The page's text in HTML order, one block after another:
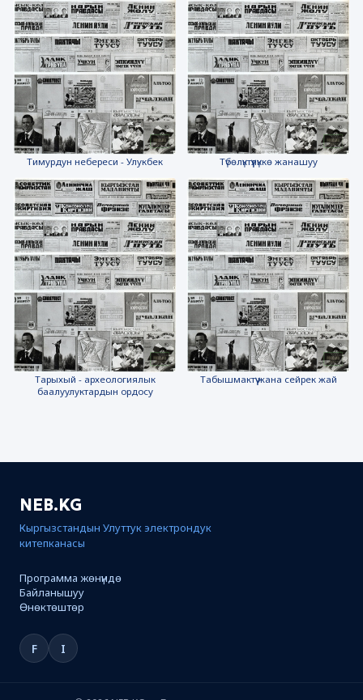
Тимурдун небереси - Улукбек Түбөлүктүүлүккө жанашуу
Тарыхый - археологиялык
баалуулуктардын ордосу
Табышмактүү жана сейрек жай
NEB.KG
Кыргызстандын Улуттук электрондук
китепканасы
Программа жөнүндө
Байланышуу
Өнөктөштөр
F I